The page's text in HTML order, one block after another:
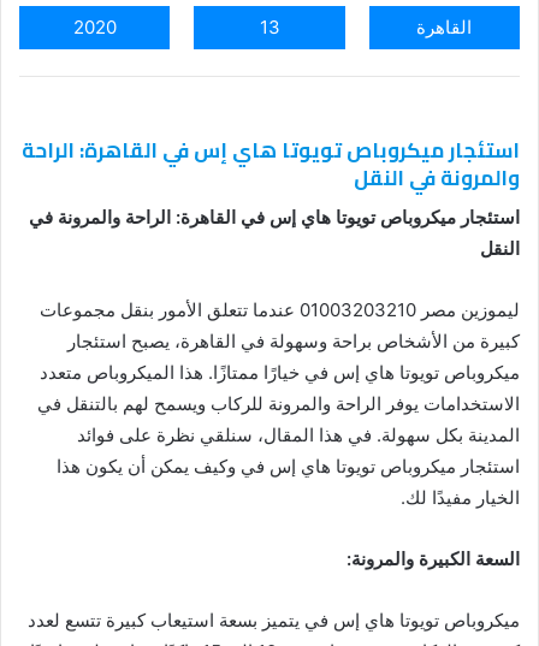
القاهرة 13
2020
استئجار ميكروباص تويوتا هاي إس في القاهرة: الراحة
والمرونة في النقل
استئجار ميكروباص تويوتا هاي إس في القاهرة: الراحة والمرونة في
النقل
ليموزين مصر 01003203210 عندما تتعلق الأمور بنقل مجموعات
كبيرة من الأشخاص براحة وسهولة في القاهرة، يصبح استئجار
ميكروباص تويوتا هاي إس في خيارًا ممتازًا. هذا الميكروباص متعدد
الاستخدامات يوفر الراحة والمرونة للركاب ويسمح لهم بالتنقل في
المدينة بكل سهولة. في هذا المقال، سنلقي نظرة على فوائد
استئجار ميكروباص تويوتا هاي إس في وكيف يمكن أن يكون هذا
الخيار مفيدًا لك.
السعة الكبيرة والمرونة:
ميكروباص تويوتا هاي إس في يتميز بسعة استيعاب كبيرة تتسع لعدد